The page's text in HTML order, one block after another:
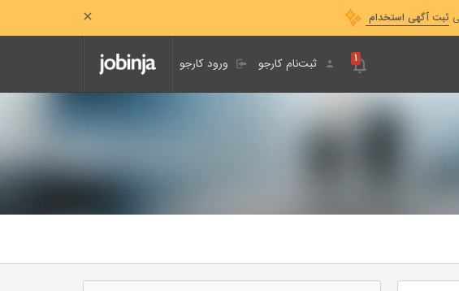
ثبت آگهی استخدام
ورود کارجو ثبت‌نام کارجو ۱